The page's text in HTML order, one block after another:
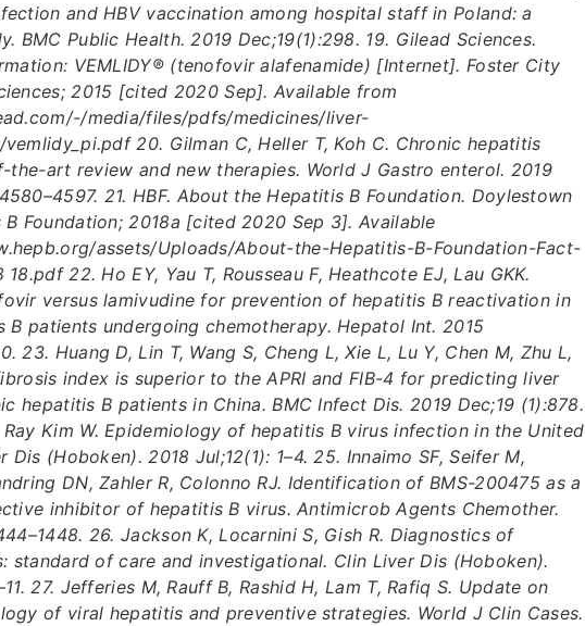
and HBV vaccination among hospital staff in Poland: a
BMC Public Health. 2019 Dec;19(1):298. 19. Gilead Sciences.
VEMLIDY® (tenofovir alafenamide) [Internet]. Foster City
2015 [cited 2020 Sep]. Available from
media/files/pdfs/medicines/liver-
20. Gilman C, Heller T, Koh C. Chronic hepatitis
art review and new therapies. World J Gastro enterol. 2019
21. HBF. About the Hepatitis B Foundation. Doylestown
B Foundation; 2018a [cited 2020 Sep 3]. Available
assets/Uploads/About-the-Hepatitis-B-Foundation-Fact-
22. Ho EY, Yau T, Rousseau F, Heathcote EJ, Lau GKK.
versus lamivudine for prevention of hepatitis B reactivation in
B patients undergoing chemotherapy. Hepatol Int. 2015
23. Huang D, Lin T, Wang S, Cheng L, Xie L, Lu Y, Chen M, Zhu L,
index is superior to the APRI and FIB-4 for predicting liver
hepatitis B patients in China. BMC Infect Dis. 2019 Dec;19 (1):878.
Ray Kim W. Epidemiology of hepatitis B virus infection in the United
Dis (Hoboken). 2018 Jul;12(1): 1–4. 25. Innaimo SF, Seifer M,
DN, Zahler R, Colonno RJ. Identification of BMS-200475 as a
inhibitor of hepatitis B virus. Antimicrob Agents Chemother.
26. Jackson K, Locarnini S, Gish R. Diagnostics of
standard of care and investigational. Clin Liver Dis (Hoboken).
27. Jefferies M, Rauff B, Rashid H, Lam T, Rafiq S. Update on
of viral hepatitis and preventive strategies. World J Clin Cases.